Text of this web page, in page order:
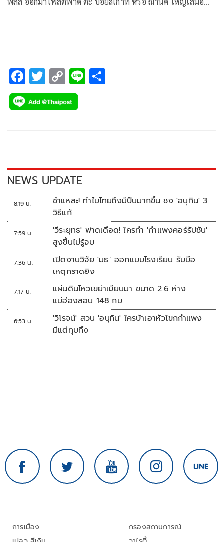
สัมภาษณ์ นอท เจ้าของเว็บไซต์กองสลากพลัส ถึงเรื่องราวที่เกิด
ขึ้น
F
ac
e
k
T
wi
tt
C
o
p
k
Li
NEWS UPDATE
8:19 น.
ชำแหละ! ทำไมไทยถึงมีปืนมากขึ้น ชง 'อนุทิน' 3
วิธีแก้
7:59 น.
'วีระยุทธ' ฟาดเดือด! ใครทำ 'กำแพงคอร์รัปชัน'
สูงขึ้นไม่รู้จบ
7:36 น.
เปิดงานวิจัย 'มธ.' ออกแบบโรงเรียน รับมือ
เหตุกราดยิง
7:17 น.
แผ่นดินไหวเขย่าเมียนมา ขนาด 2.6 ห่าง
แม่ฮ่องสอน 148 กม.
6:53 น.
'วิโรจน์' สวน 'อนุทิน' ใครบ้าเอาหัวโขกกำแพง
มีแต่ทุบทิ้ง
การเมือง
กรองสถานการณ์